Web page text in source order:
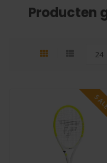
Producten